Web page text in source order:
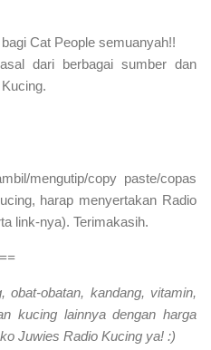
Cat People semuanyah!!
dari berbagai sumber dan
mengutip/copy paste/copas
harap menyertakan Radio
link-nya). Terimakasih.
obat-obatan, kandang, vitamin,
kucing lainnya dengan harga
Juwies Radio Kucing ya! :)